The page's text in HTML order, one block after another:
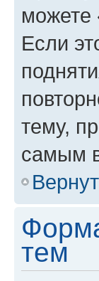
можете
Если
тему,
самым
тем